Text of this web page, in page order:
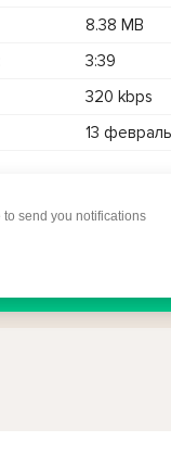
8.38 MB
3:39
320 kbps
13
to send you notifications